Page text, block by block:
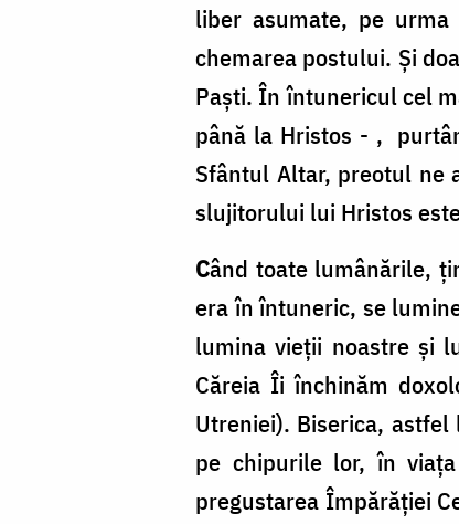
liber asumate, pe
chemarea postului. Și
Paști. În întunericul cel
până la Hristos - ,
Sfântul Altar, preotul ne
slujitorului lui Hristos
Când toate lumânările,
era în întuneric, se
lumina vieții noastre și
Căreia Îi închinăm
Utreniei). Biserica,
pe chipurile lor, în
pregustarea Împărăției